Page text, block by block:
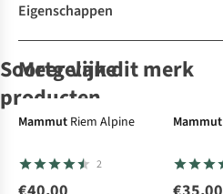
Eigenschappen
Soortgelijke
producten
Expert review
Heavyweight
Merino Beanie
Merino
Heavyweight
Merino Wool
Thermal Solid
Foel Beanie
Meer van dit merk
Mammut Riem Alpine
2
Mammut